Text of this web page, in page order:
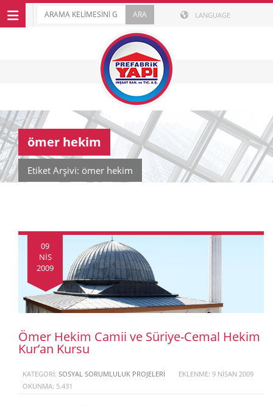
LANGUAGE
ömer hekim
Etiket Arşivi: ömer hekim
09
NIS
2009
Ömer Hekim Camii ve Süriye-Cemal Hekim
Kur’an Kursu
KATEGORI: SOSYAL SORUMLULUK PROJELERI
EKLENME: 9 NISAN 2009
OKUNMA: 5.431